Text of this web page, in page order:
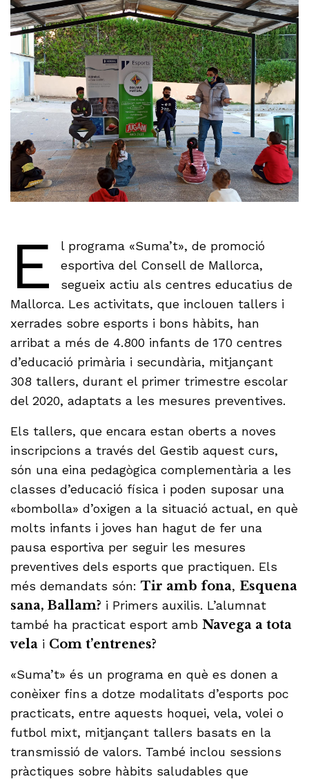
E
l programa «Suma’t», de promoció
esportiva del Consell de Mallorca,
segueix actiu als centres educatius de
Mallorca. Les activitats, que inclouen tallers i
xerrades sobre esports i bons hàbits, han
arribat a més de 4.800 infants de 170 centres
d’educació primària i secundària, mitjançant
308 tallers, durant el primer trimestre escolar
del 2020, adaptats a les mesures preventives.
Els tallers, que encara estan oberts a noves
inscripcions a través del Gestib aquest curs,
són una eina pedagògica complementària a les
classes d’educació física i poden suposar una
«bombolla» d’oxigen a la situació actual, en què
molts infants i joves han hagut de fer una
pausa esportiva per seguir les mesures
preventives dels esports que practiquen. Els
més demandats són:Tir amb fona, Esquena
sana, Ballam? i Primers auxilis. L’alumnat
també ha practicat esport ambNavega a tota
vela i Com t’entrenes?
«Suma’t» és un programa en què es donen a
conèixer fins a dotze modalitats d’esports poc
practicats, entre aquests hoquei, vela, volei o
futbol mixt, mitjançant tallers basats en la
transmissió de valors. També inclou sessions
pràctiques sobre hàbits saludables que